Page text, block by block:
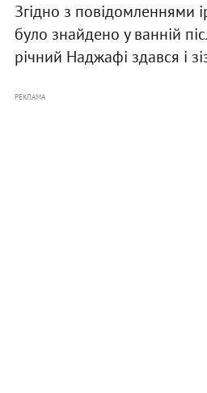
Згідно з повідомленнями
було знайдено у ванній
річний Наджафі здався і
РЕКЛАМА